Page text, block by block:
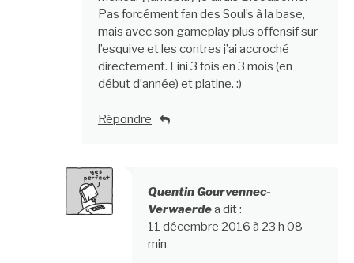
Pas forcément fan des Soul’s à la base,
mais avec son gameplay plus offensif sur
l’esquive et les contres j’ai accroché
directement. Fini 3 fois en 3 mois (en
début d’année) et platine. :)
Répondre
Quentin Gourvennec-
Verwaerdea dit :
11 décembre 2016 à 23 h 08
min